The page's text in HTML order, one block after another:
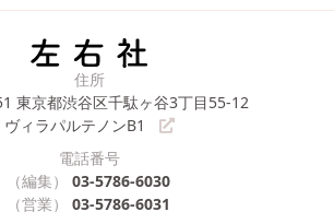
住所
東京都渋谷区千駄ヶ谷3丁目55-12
ヴィラパルテノンB1
電話番号
（編集）
03-5786-6030
（営業）
03-5786-6031